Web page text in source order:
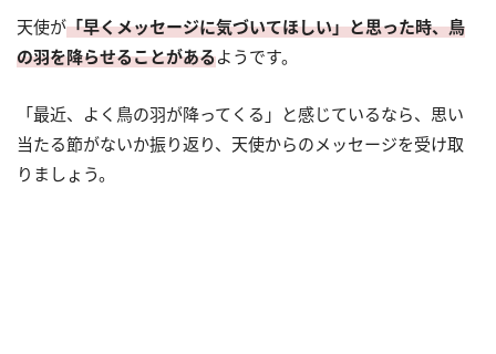
天使が「早くメッセージに気づいてほしい」と思った時、鳥
の羽を降らせることがあるようです。
「最近、よく鳥の羽が降ってくる」と感じているなら、思い
当たる節がないか振り返り、天使からのメッセージを受け取
りましょう。